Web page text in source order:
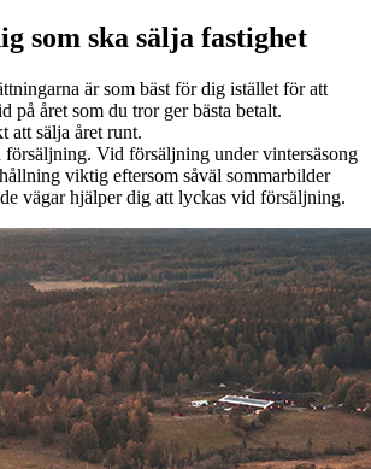
som ska sälja fastighet
är som bäst för dig istället för att
på året som du tror ger bästa betalt.
att sälja året runt.
försäljning. Vid försäljning under vintersäsong
viktig eftersom såväl sommarbilder
vägar hjälper dig att lyckas vid försäljning.